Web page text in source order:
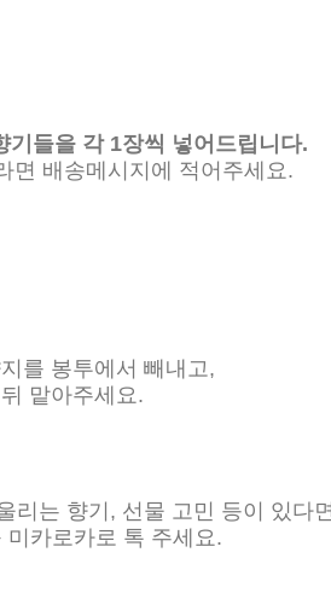
들을 각 1장씩 넣어드립니다.
면 배송메시지에 적어주세요.
를 봉투에서 빼내고,
맡아주세요.
리는 향기, 선물 고민 등이 있다면
카로카로 톡 주세요.